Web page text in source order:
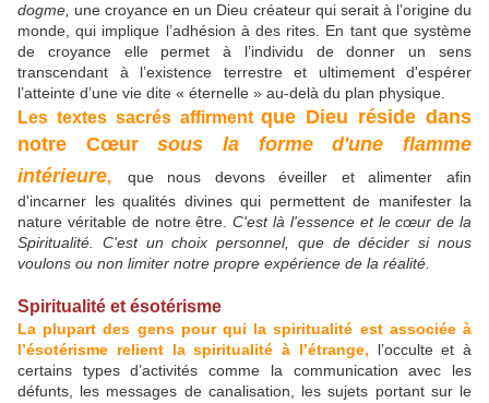
dogme, une croyance en un Dieu créateur qui serait à l’origine du
monde, qui implique l’adhésion à des rites. En tant que système
de croyance elle permet à l’individu de donner un sens
transcendant à l’existence terrestre et ultimement d'espérer
l’atteinte d’une vie dite « éternelle » au-delà du plan physique.
Les textes sacrés affirmentque Dieu réside dans
notre Cœur
sous la forme d'une flamme
intérieure,
que nous devons éveiller et alimenter afin
d'incarner les qualités divines qui permettent de manifester la
nature véritable de notre être.C'est là l'essence et le cœur de la
Spiritualité. C'est un choix personnel, que de décider si nous
voulons ou non limiter notre propre expérience de la réalité.
Spiritualité et ésotérisme
La plupart des gens pour qui la spiritualité est associée à
l’ésotérisme relient la spiritualité à l’étrange, l’occulte et à
certains types d’activités comme la communication avec les
défunts, les messages de canalisation, les sujets portant sur le